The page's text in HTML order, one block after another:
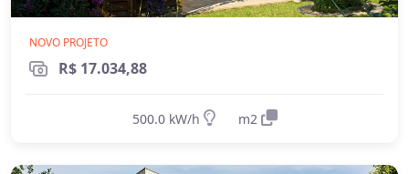
NOVO PROJETO
R$ 17.034,88
500.0 kW/h m2